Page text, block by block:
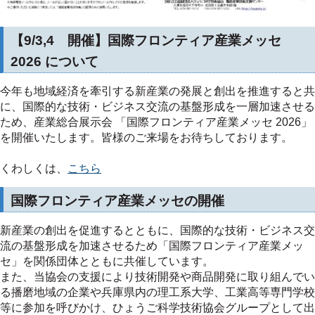
【9/3,4 開催】国際フロンティア産業メッセ
2026 について
今年も地域経済を牽引する新産業の発展と創出を推進すると共
に、国際的な技術・ビジネス交流の基盤形成を一層加速させる
ため、産業総合展示会 「国際フロンティア産業メッセ 2026」
を開催いたします。皆様のご来場をお待ちしております。
くわしくは、 こちら
国際フロンティア産業メッセの開催
新産業の創出を促進するとともに、国際的な技術・ビジネス交
流の基盤形成を加速させるため「国際フロンティア産業メッ
セ」を関係団体とともに共催しています。
また、当協会の支援により技術開発や商品開発に取り組んでい
る播磨地域の企業や兵庫県内の理工系大学、工業高等専門学校
等に参加を呼びかけ、ひょうご科学技術協会グループとして出